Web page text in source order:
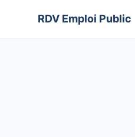
RDV Emploi Public